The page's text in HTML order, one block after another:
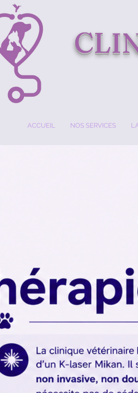
ACCUEIL NOS SERVICES